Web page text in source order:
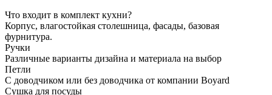
Что входит в комплект кухни?
Корпус, влагостойкая столешница, фасады, базовая
фурнитура.
Ручки
Различные варианты дизайна и материала на выбор
Петли
С доводчиком или без доводчика от компании Boyard
Сушка для посуды